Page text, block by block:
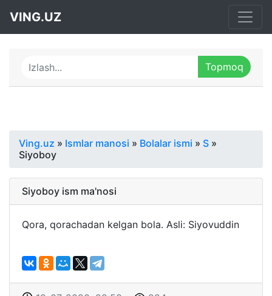
VING.UZ
Ving.uz » Ismlar manosi » Bolalar ismi » S »
Siyoboy
Siyoboy ism ma'nosi
Qora, qorachadan kelgan bola. Asli: Siyovuddin